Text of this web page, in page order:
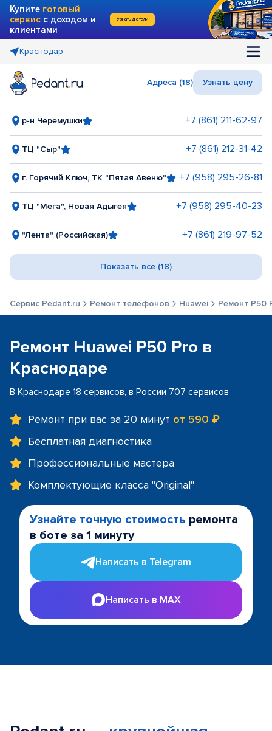
Купите готовый
сервис с доходом и
клиентами
Узнать детали
Краснодар
Адреса (18) Узнать цену
р-н Черемушки +7 (861) 211-62-97
ТЦ "Сыр" +7 (861) 212-31-42
г. Горячий Ключ, ТК "Пятая Авеню" +7 (958) 295-26-81
ТЦ "Мега", Новая Адыгея +7 (958) 295-40-23
"Лента" (Российская) +7 (861) 219-97-52
Показать все (18)
Сервис Pedant.ru Ремонт телефонов Huawei Ремонт P50
Ремонт Huawei P50 Pro в
Краснодаре
В Краснодаре 18 сервисов, в России 707 сервисов
Ремонт при вас за 20 минут от 590 ₽
Бесплатная диагностика
Профессиональные мастера
Комплектующие класса "Original"
Узнайте точную стоимость ремонта
в боте за 1 минуту
Написать в Telegram
Написать в MAX